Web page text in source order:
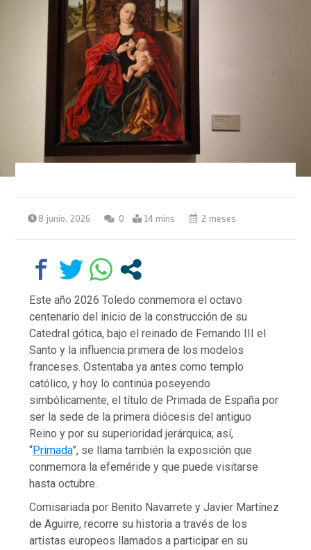
8 junio, 2026 0 14 mins 2 meses
Este año 2026 Toledo conmemora el octavo
centenario del inicio de la construcción de su
Catedral gótica, bajo el reinado de Fernando III el
Santo y la influencia primera de los modelos
franceses. Ostentaba ya antes como templo
católico, y hoy lo continúa poseyendo
simbólicamente, el título de Primada de España por
ser la sede de la primera diócesis del antiguo
Reino y por su superioridad jerárquica; así,
“Primada”, se llama también la exposición que
conmemora la efeméride y que puede visitarse
hasta octubre.
Comisariada por Benito Navarrete y Javier Martínez
de Aguirre, recorre su historia a través de los
artistas europeos llamados a participar en su